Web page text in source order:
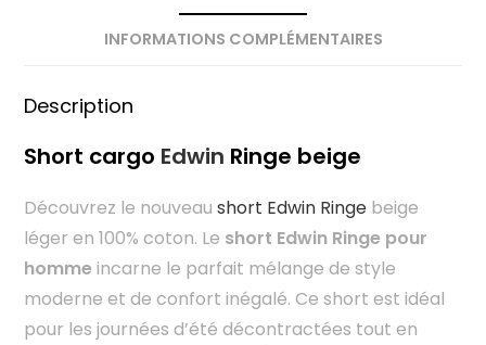
INFORMATIONS COMPLÉMENTAIRES
Description
Short cargo Edwin Ringe beige
Découvrez le nouveaushort Edwin Ringe beige
léger en 100% coton. Le short Edwin Ringe pour
homme incarne le parfait mélange de style
moderne et de confort inégalé. Ce short est idéal
pour les journées d’été décontractées tout en